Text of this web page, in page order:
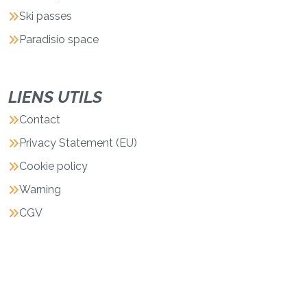
Ski passes
Paradisio space
LIENS UTILS
Contact
Privacy Statement (EU)
Cookie policy
Warning
CGV